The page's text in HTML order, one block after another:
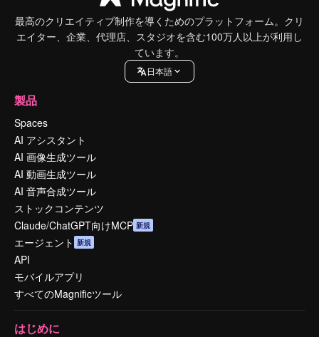
最高のクリエイティブ制作を導くためのプラットフォーム。クリ
エイター、企業、代理店、スタジオを含む100万人以上が利用し
ています。
日本語
製品
Spaces
AI アシスタント
AI 画像生成ツール
AI 動画生成ツール
AI 音声合成ツール
ストックコンテンツ
Claude/ChatGPT向けMCP 新規
エージェント 新規
API
モバイルアプリ
すべてのMagnificツール
はじめに